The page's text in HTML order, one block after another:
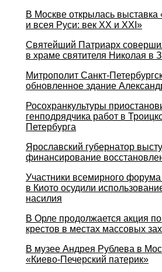
В Москве открылась
и всея Руси: век XX и XXI»
Святейший Патриарх
в храме святителя Николая в
Митрополит Санкт-
обновленное здание
Росохранкультуры
генподрядчика работ в
Петербурга
Ярославский губернатор
финансирование
Участники всемирного
в Киото осудили
насилия
В Орле продолжается акция
крестов в местах массовых
В музее Андрея Рублева в
«Киево-Печерский патерик»